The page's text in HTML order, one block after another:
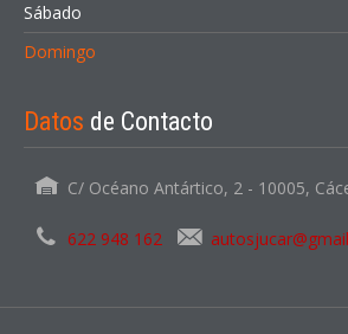
Sábado
Domingo
Datos de Contacto
C/ Océano Antártico, 2 - 10005,
622 948 162